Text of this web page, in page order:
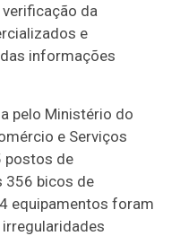
da
e
informações
pelo Ministério do
e Serviços
postos de
356 bicos de
equipamentos foram